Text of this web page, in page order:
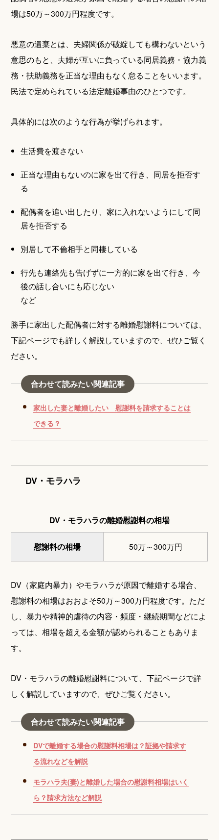
場は50万～300万円程度です。
悪意の遺棄とは、夫婦関係が破綻しても構わないという
意思のもと、夫婦が互いに負っている同居義務・協力義
務・扶助義務を正当な理由もなく怠ることをいいます。
民法で定められている法定離婚事由のひとつです。
具体的には次のような行為が挙げられます。
生活費を渡さない
正当な理由もないのに家を出て行き、同居を拒否す
る
配偶者を追い出したり、家に入れないようにして同
居を拒否する
別居して不倫相手と同棲している
行先も連絡先も告げずに一方的に家を出て行き、今
後の話し合いにも応じない
など
勝手に家出した配偶者に対する離婚慰謝料については、
下記ページでも詳しく解説していますので、ぜひご覧く
ださい。
合わせて読みたい関連記事
家出した妻と離婚したい 慰謝料を請求することは
できる？
DV・モラハラ
DV・モラハラの離婚慰謝料の相場
慰謝料の相場 50万～300万円
DV（家庭内暴力）やモラハラが原因で離婚する場合、
慰謝料の相場はおおよそ50万～300万円程度です。ただ
し、暴力や精神的虐待の内容・頻度・継続期間などによ
っては、相場を超える金額が認められることもありま
す。
DV・モラハラの離婚慰謝料について、下記ページで詳
しく解説していますので、ぜひご覧ください。
合わせて読みたい関連記事
DVで離婚する場合の慰謝料相場は？証拠や請求す
る流れなどを解説
モラハラ夫(妻)と離婚した場合の慰謝料相場はいく
ら？請求方法など解説